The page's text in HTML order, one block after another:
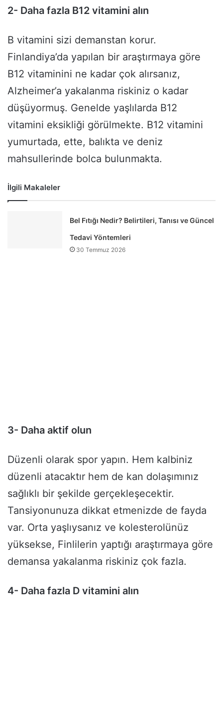
2- Daha fazla B12 vitamini alın
B vitamini sizi demanstan korur.
Finlandiya’da yapılan bir araştırmaya göre
B12 vitaminini ne kadar çok alırsanız,
Alzheimer’a yakalanma riskiniz o kadar
düşüyormuş. Genelde yaşlılarda B12
vitamini eksikliği görülmekte. B12 vitamini
yumurtada, ette, balıkta ve deniz
mahsullerinde bolca bulunmakta.
İlgili Makaleler
Bel Fıtığı Nedir? Belirtileri, Tanısı ve Güncel
Tedavi Yöntemleri
30 Temmuz 2026
3- Daha aktif olun
Düzenli olarak spor yapın. Hem kalbiniz
düzenli atacaktır hem de kan dolaşımınız
sağlıklı bir şekilde gerçekleşecektir.
Tansiyonunuza dikkat etmenizde de fayda
var. Orta yaşlıysanız ve kolesterolünüz
yüksekse, Finlilerin yaptığı araştırmaya göre
demansa yakalanma riskiniz çok fazla.
4- Daha fazla D vitamini alın